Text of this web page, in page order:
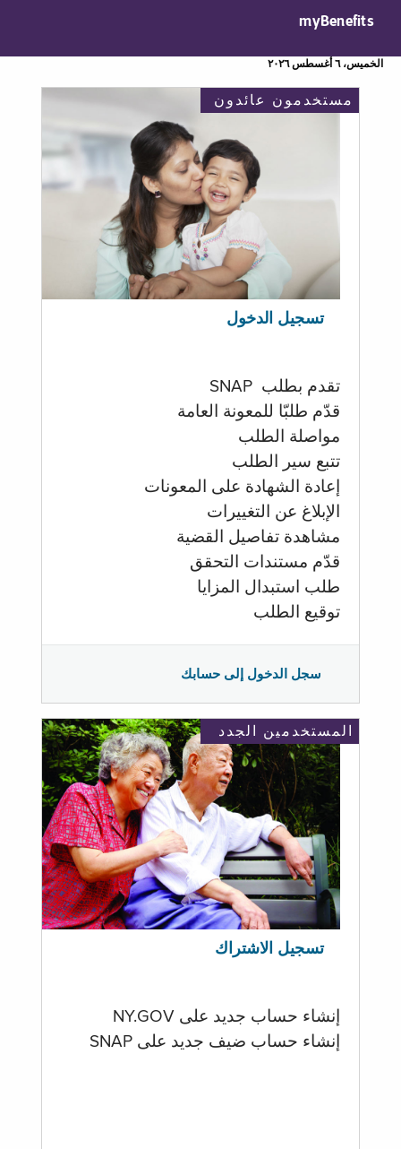
myBenefits
الخميس، ٦ أغسطس ٢٠٢٦
مستخدمون عائدون
تسجيل الدخول
تقدم بطلب SNAP
قدّم طلبّا للمعونة العامة
مواصلة الطلب
تتبع سير الطلب
إعادة الشهادة على المعونات
الإبلاغ عن التغييرات
مشاهدة تفاصيل القضية
قدّم مستندات التحقق
طلب استبدال المزايا
توقيع الطلب
سجل الدخول إلى حسابك
المستخدمين الجدد
تسجيل الاشتراك
إنشاء حساب جديد على NY.GOV
إنشاء حساب ضيف جديد على SNAP